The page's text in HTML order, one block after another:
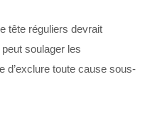
tête réguliers devrait
soulager les
d’exclure toute cause sous-